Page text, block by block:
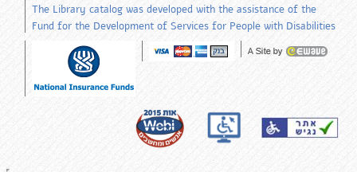
The Library catalog was developed with the assistance of the
Fund for the Development of Services for People with Disabilities